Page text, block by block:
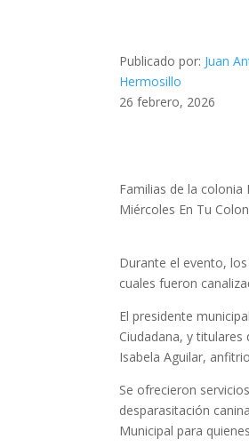
Publicado por: Juan
Hermosillo
26 febrero, 2026
Familias de la
Miércoles En Tu
Durante el evento,
cuales fueron
El presidente
Ciudadana, y titulares
Isabela Aguilar,
Se ofrecieron
desparasitación
Municipal para